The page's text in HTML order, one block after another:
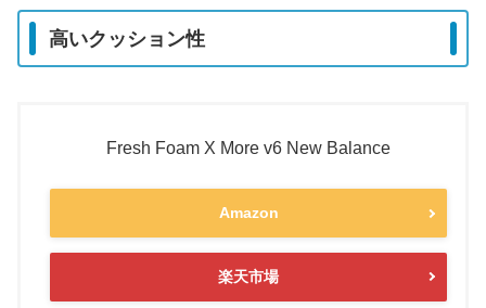
高いクッション性
Fresh Foam X More v6 New Balance
Amazon
楽天市場